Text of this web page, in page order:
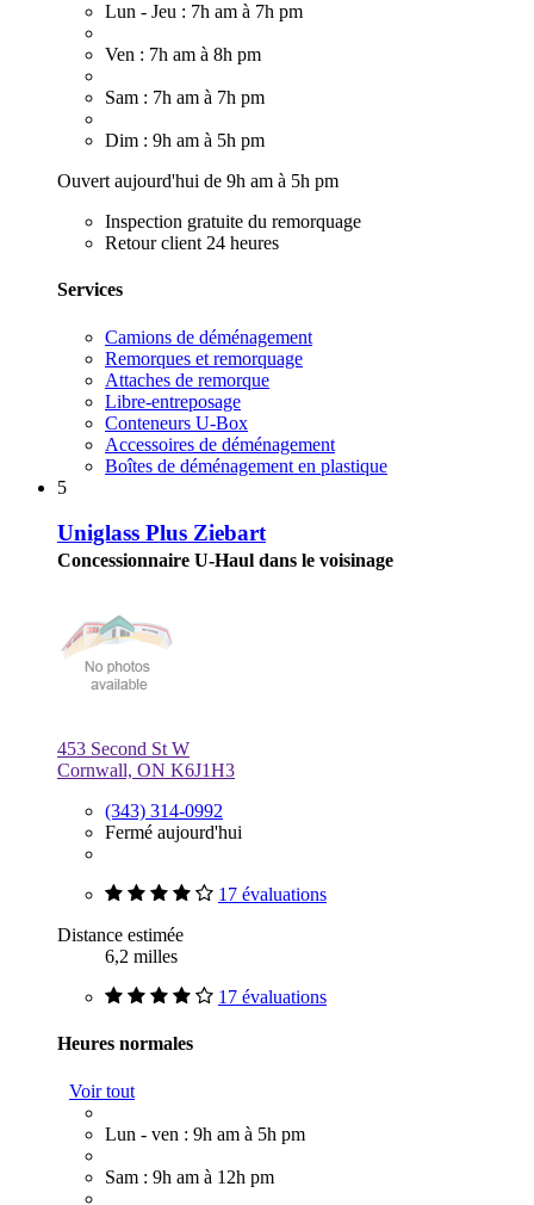
Lun - Jeu : 7h am à 7h pm
Ven : 7h am à 8h pm
Sam : 7h am à 7h pm
Dim : 9h am à 5h pm
Ouvert aujourd'hui de 9h am à 5h pm
Inspection gratuite du remorquage
Retour client 24 heures
Services
Camions de déménagement
Remorques et remorquage
Attaches de remorque
Libre-entreposage
Conteneurs U-Box
Accessoires de déménagement
Boîtes de déménagement en plastique
5
Uniglass Plus Ziebart
Concessionnaire U-Haul dans le voisinage
453 Second St W
Cornwall, ON K6J1H3
(343) 314-0992
Fermé aujourd'hui
17 évaluations
Distance estimée
6,2 milles
17 évaluations
Heures normales
Voir tout
Lun - ven : 9h am à 5h pm
Sam : 9h am à 12h pm